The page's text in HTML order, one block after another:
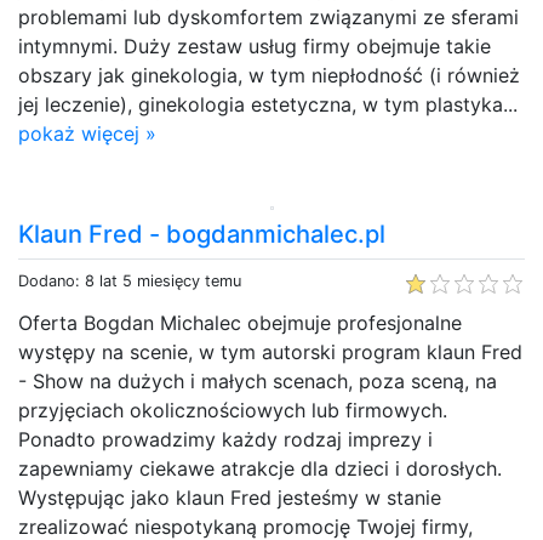
problemami lub dyskomfortem związanymi ze sferami
intymnymi. Duży zestaw usług firmy obejmuje takie
obszary jak ginekologia, w tym niepłodność (i również
jej leczenie), ginekologia estetyczna, w tym plastyka...
pokaż więcej »
Klaun Fred - bogdanmichalec.pl
Dodano: 8 lat 5 miesięcy temu
Oferta Bogdan Michalec obejmuje profesjonalne
występy na scenie, w tym autorski program klaun Fred
- Show na dużych i małych scenach, poza sceną, na
przyjęciach okolicznościowych lub firmowych.
Ponadto prowadzimy każdy rodzaj imprezy i
zapewniamy ciekawe atrakcje dla dzieci i dorosłych.
Występując jako klaun Fred jesteśmy w stanie
zrealizować niespotykaną promocję Twojej firmy,